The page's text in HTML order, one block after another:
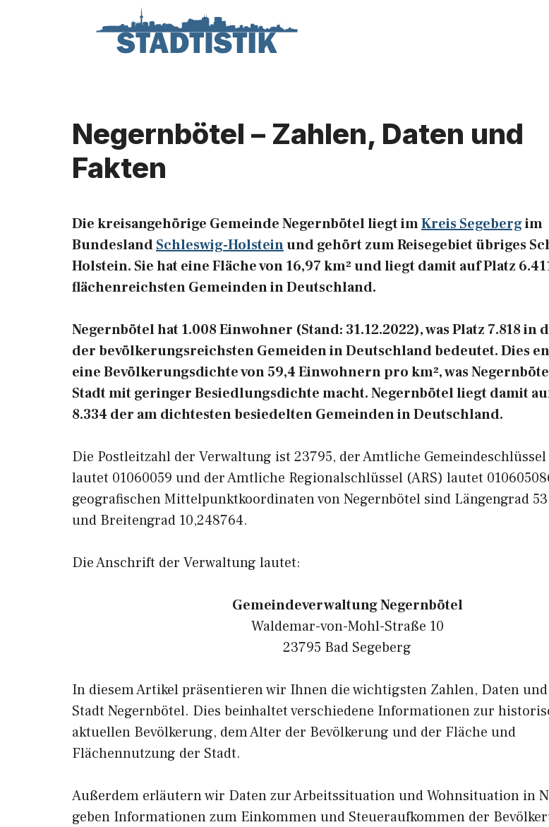
Negernbötel – Zahlen, Daten und
Fakten
Die kreisangehörige Gemeinde Negernbötel liegt imKreis Segebergim
BundeslandSchleswig-Holsteinund gehört zum Reisegebiet übriges
Holstein. Sie hat eine Fläche von 16,97 km² und liegt damit auf Platz
flächenreichsten Gemeinden in Deutschland.
Negernbötel hat 1.008 Einwohner (Stand: 31.12.2022), was Platz 7.818 in
der bevölkerungsreichsten Gemeiden in Deutschland bedeutet. Dies
eine Bevölkerungsdichte von 59,4 Einwohnern pro km², was
Stadt mit geringer Besiedlungsdichte macht. Negernbötel liegt damit
8.334 der am dichtesten besiedelten Gemeinden in Deutschland.
Die Postleitzahl der Verwaltung ist 23795, der Amtliche Gemeindeschlüssel
lautet 01060059 und der Amtliche Regionalschlüssel (ARS) lautet
geografischen Mittelpunktkoordinaten von Negernbötel sind Längengrad
und Breitengrad 10,248764.
Die Anschrift der Verwaltung lautet:
Gemeindeverwaltung Negernbötel
Waldemar-von-Mohl-Straße 10
23795 Bad Segeberg
In diesem Artikel präsentieren wir Ihnen die wichtigsten Zahlen, Daten
Stadt Negernbötel. Dies beinhaltet verschiedene Informationen zur
aktuellen Bevölkerung, dem Alter der Bevölkerung und der Fläche und
Flächennutzung der Stadt.
Außerdem erläutern wir Daten zur Arbeitssituation und Wohnsituation in
geben Informationen zum Einkommen und Steueraufkommen der